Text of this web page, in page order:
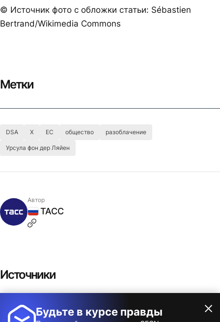
Будьте в курсе правды
© Источник фото с обложки статьи: Sébastien
Bertrand/Wikimedia Commons
Метки
DSA X ЕС общество разоблачение
Урсула фон дер Ляйен
Автор
Россия
ТАСС
Источники
ЕС под лозунгами защиты от угроз из
Показать